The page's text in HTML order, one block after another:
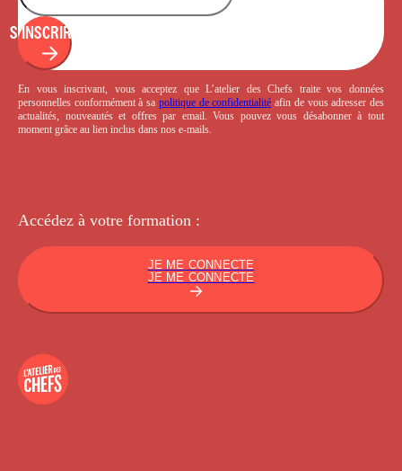
S'INSCRIRE
En vous inscrivant, vous acceptez que L’atelier des Chefs traite vos données
personnelles conformément à sa politique de confidentialité afin de vous adresser des
actualités, nouveautés et offres par email. Vous pouvez vous désabonner à tout
moment grâce au lien inclus dans nos e-mails.
Accédez à votre formation :
JE ME CONNECTE
JE ME CONNECTE